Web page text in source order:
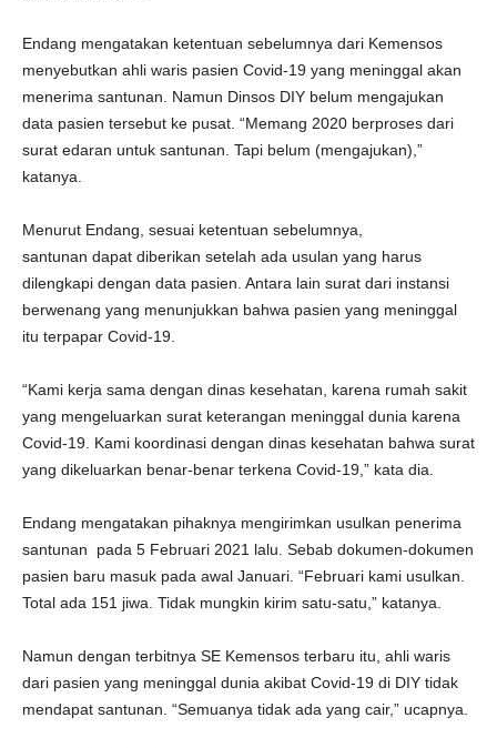
Endang mengatakan ketentuan sebelumnya dari Kemensos
menyebutkan ahli waris pasien Covid-19 yang meninggal akan
menerima santunan. Namun Dinsos DIY belum mengajukan
data pasien tersebut ke pusat. “Memang 2020 berproses dari
surat edaran untuk santunan. Tapi belum (mengajukan),”
katanya.
Menurut Endang, sesuai ketentuan sebelumnya,
santunan dapat diberikan setelah ada usulan yang harus
dilengkapi dengan data pasien. Antara lain surat dari instansi
berwenang yang menunjukkan bahwa pasien yang meninggal
itu terpapar Covid-19.
“Kami kerja sama dengan dinas kesehatan, karena rumah sakit
yang mengeluarkan surat keterangan meninggal dunia karena
Covid-19. Kami koordinasi dengan dinas kesehatan bahwa surat
yang dikeluarkan benar-benar terkena Covid-19,” kata dia.
Endang mengatakan pihaknya mengirimkan usulkan penerima
santunan pada 5 Februari 2021 lalu. Sebab dokumen-dokumen
pasien baru masuk pada awal Januari. “Februari kami usulkan.
Total ada 151 jiwa. Tidak mungkin kirim satu-satu,” katanya.
Namun dengan terbitnya SE Kemensos terbaru itu, ahli waris
dari pasien yang meninggal dunia akibat Covid-19 di DIY tidak
mendapat santunan. “Semuanya tidak ada yang cair,” ucapnya.